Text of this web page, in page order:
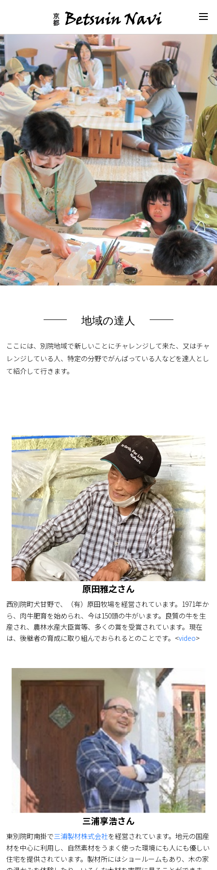
地域の達人
ここには、別院地域で新しいことにチャレンジして来た、又はチャ
レンジしている人、特定の分野でがんばっている人などを達人とし
て紹介して行きます。
原田雅之さん
西別院町犬甘野で、（有）原田牧場を経営されています。1971年か
ら、肉牛肥育を始められ、今は150頭の牛がいます。良質の牛を生
産され、農林水産大臣賞等、多くの賞を受賞されています。現在
は、後継者の育成に取り組んでおられるとのことです。<video>
三浦享浩さん
東別院町南掛で三浦製材株式会社を経営されています。地元の国産
材を中心に利用し、自然素材をうまく使った環境にも人にも優しい
住宅を提供されています。製材所にはショールームもあり、木の家